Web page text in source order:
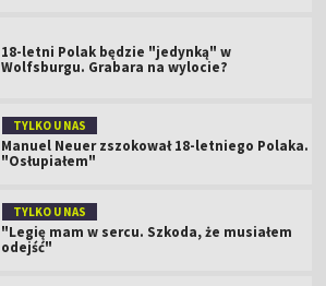
18-letni Polak będzie "jedynką" w
Wolfsburgu. Grabara na wylocie?
TYLKO U NAS
Manuel Neuer zszokował 18-letniego Polaka.
"Osłupiałem"
TYLKO U NAS
"Legię mam w sercu. Szkoda, że musiałem
odejść"